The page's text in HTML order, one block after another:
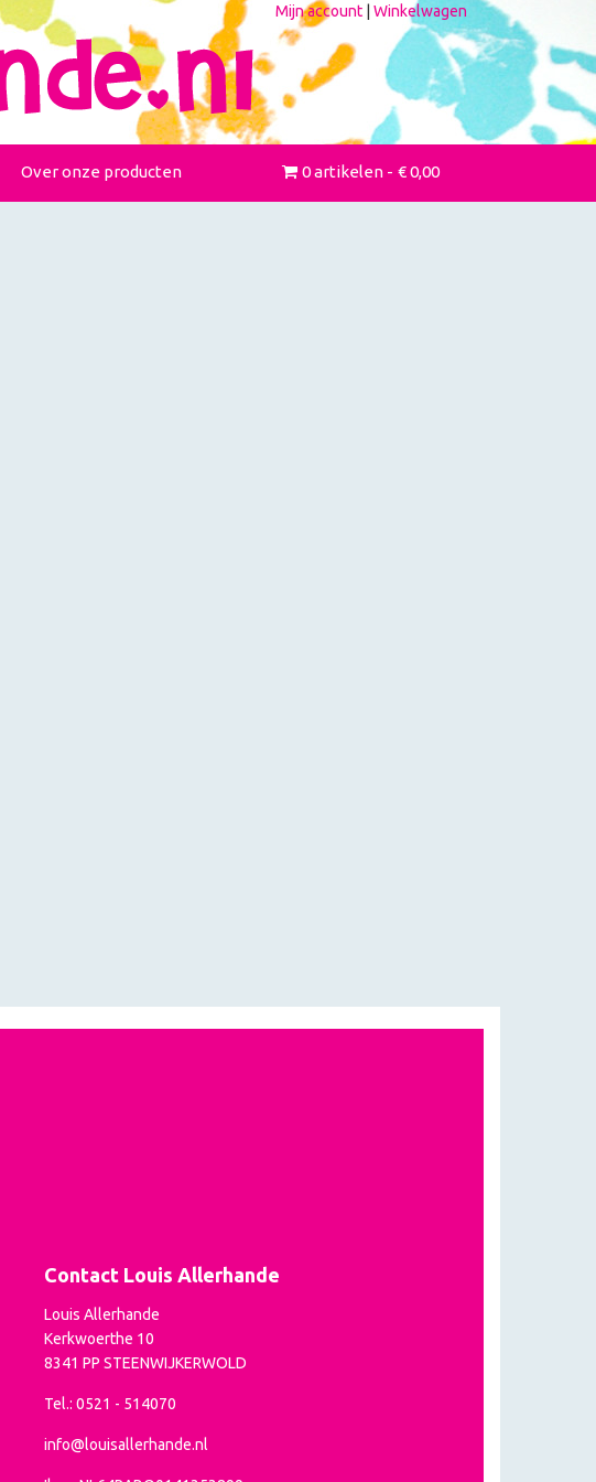
Mijn account Winkelwagen
Over onze producten 0 artikelen € 0,00
Contact Louis Allerhande
Louis Allerhande
Kerkwoerthe 10
8341 PP STEENWIJKERWOLD
Tel.: 0521 - 514070
info@louisallerhande.nl